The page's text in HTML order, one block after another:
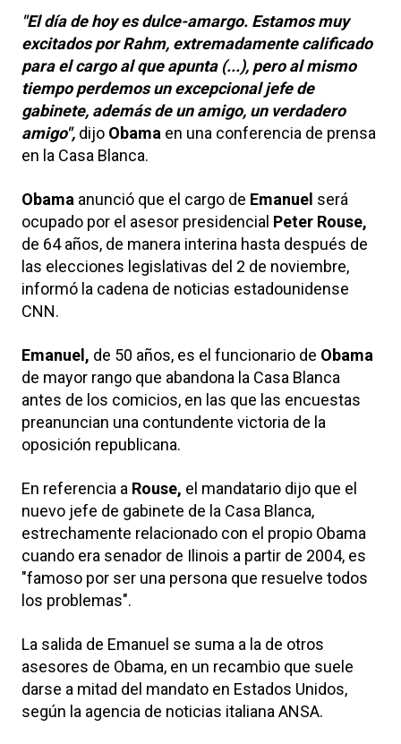
"El día de hoy es dulce-amargo. Estamos muy
excitados por Rahm, extremadamente calificado
para el cargo al que apunta (...), pero al mismo
tiempo perdemos un excepcional jefe de
gabinete, además de un amigo, un verdadero
amigo", dijo Obama en una conferencia de prensa
en la Casa Blanca.
Obama anunció que el cargo de Emanuel será
ocupado por el asesor presidencial Peter Rouse,
de 64 años, de manera interina hasta después de
las elecciones legislativas del 2 de noviembre,
informó la cadena de noticias estadounidense
CNN.
Emanuel, de 50 años, es el funcionario de Obama
de mayor rango que abandona la Casa Blanca
antes de los comicios, en las que las encuestas
preanuncian una contundente victoria de la
oposición republicana.
En referencia a Rouse, el mandatario dijo que el
nuevo jefe de gabinete de la Casa Blanca,
estrechamente relacionado con el propio Obama
cuando era senador de Ilinois a partir de 2004, es
"famoso por ser una persona que resuelve todos
los problemas".
La salida de Emanuel se suma a la de otros
asesores de Obama, en un recambio que suele
darse a mitad del mandato en Estados Unidos,
según la agencia de noticias italiana ANSA.